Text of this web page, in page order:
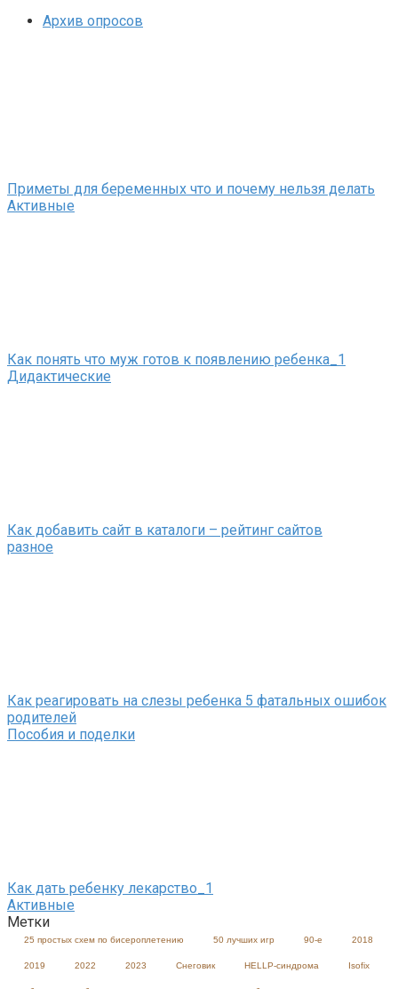
Архив опросов
Приметы для беременных что и почему нельзя делать
Активные
Как понять что муж готов к появлению ребенка_1
Дидактические
Как добавить сайт в каталоги – рейтинг сайтов
разное
Как реагировать на слезы ребенка 5 фатальных ошибок
родителей
Пособия и поделки
Как дать ребенку лекарство_1
Активные
Метки
25 простых схем по бисероплетению 50 лучших игр 90-е 2018
2019 2022 2023 Cнеговик HELLP-синдрома Isofix